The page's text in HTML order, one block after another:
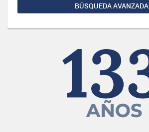
BÚSQUEDA AVANZADA